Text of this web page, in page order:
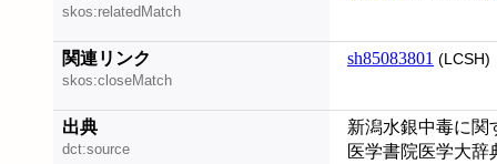
skos:relatedMatch
関連リンク
skos:closeMatch
sh85083801 (LCSH)
出典
dct:source
新潟水銀中毒に関
医学書院医学大辞